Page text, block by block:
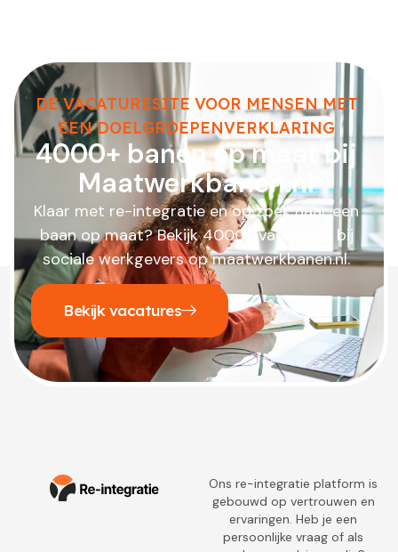
DE VACATURESITE VOOR MENSEN MET
EEN DOELGROEPENVERKLARING
4000+ banen op maat bij
Maatwerkbanen.nl
Klaar met re-integratie en op zoek naar een
baan op maat? Bekijk 4000+ vacatures bij
sociale werkgevers op maatwerkbanen.nl.
Bekijk vacatures
Ons re-integratie platform is
gebouwd op vertrouwen en
ervaringen. Heb je een
persoonlijke vraag of als